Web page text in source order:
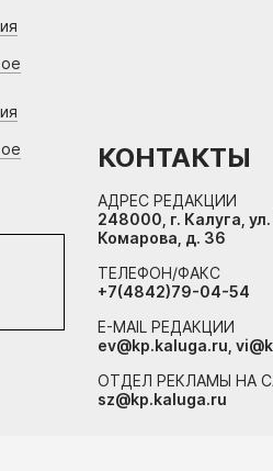
КОНТАКТЫ
АДРЕС РЕДАКЦИИ
248000, г. Калуга,
Комарова, д. 36
ТЕЛЕФОН/ФАКС
+7(4842)79-04-54
E-MAIL РЕДАКЦИИ
ev@kp.kaluga.ru,
ОТДЕЛ РЕКЛАМЫ НА
sz@kp.kaluga.ru